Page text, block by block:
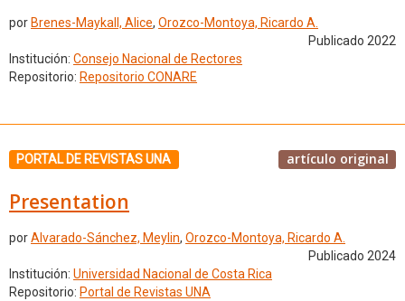
por Brenes-Maykall, Alice, Orozco-Montoya, Ricardo A.
Publicado 2022
Institución: Consejo Nacional de Rectores
Repositorio: Repositorio CONARE
PORTAL DE REVISTAS UNA artículo original
Presentation
porAlvarado-Sánchez, Meylin, Orozco-Montoya, Ricardo A.
Publicado 2024
Institución: Universidad Nacional de Costa Rica
Repositorio: Portal de Revistas UNA